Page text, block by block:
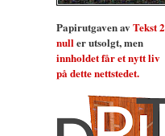
Papirutgaven av Tekst 2
nuller utsolgt, men
innholdet får et nytt liv
på dette nettstedet.